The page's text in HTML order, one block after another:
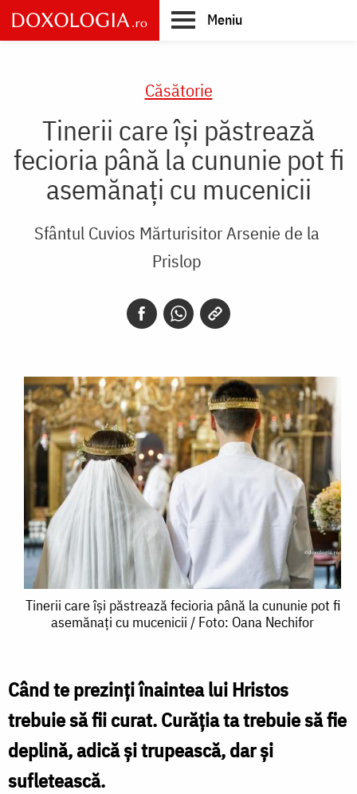
Skip
to
main
Meniu
Căsătorie
Tinerii care își păstrează
fecioria până la cununie pot fi
asemănați cu mucenicii
Sfântul Cuvios Mărturisitor Arsenie de la
Prislop
Tinerii
care
păstrează
fecioria
până
la
Tinerii care își păstrează fecioria până la cununie pot fi
asemănați cu mucenicii / Foto: Oana Nechifor
Când te prezinți înaintea lui Hristos
trebuie să fii curat. Curăția ta trebuie să fie
deplină, adică și trupească, dar și
sufletească.